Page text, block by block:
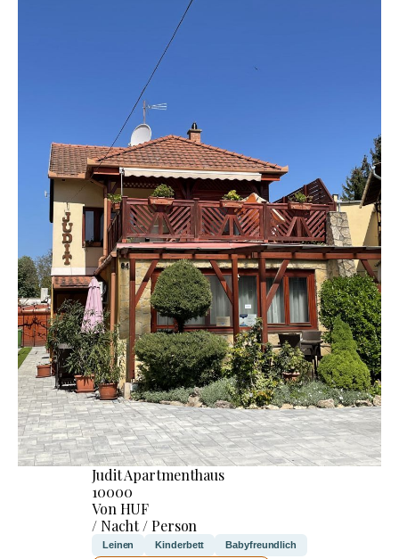
Judit Apartmenthaus
10000
Von HUF
/ Nacht / Person
Leinen Kinderbett Babyfreundlich